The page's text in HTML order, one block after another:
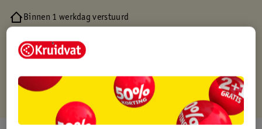
Binnen 1 werkdag verstuurd
Gratis retourneren via verkooppartner.
Gratis punten met je Kruidvat kaart